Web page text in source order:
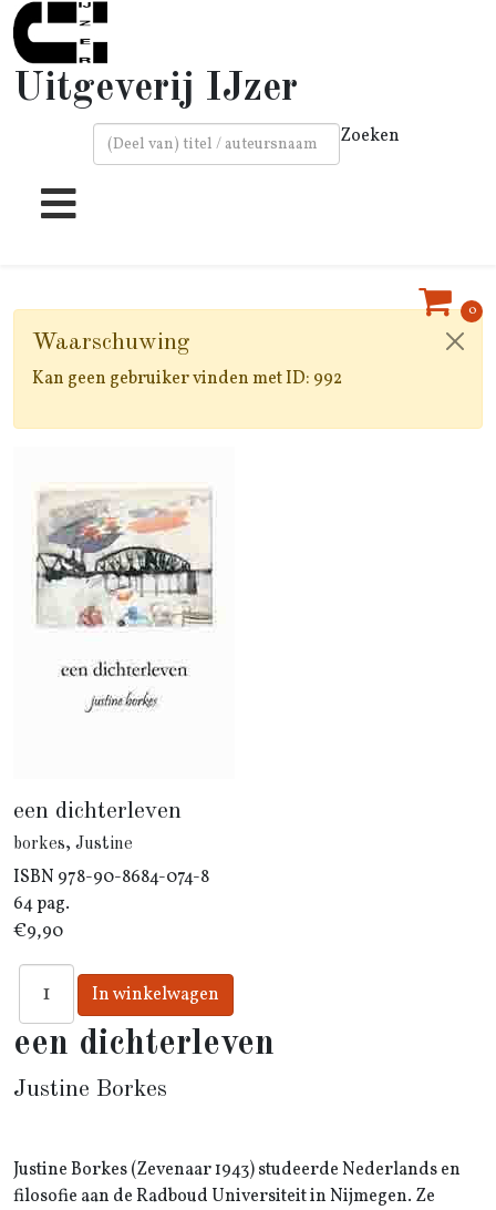
Uitgeverij IJzer
Zoeken
0
Waarschuwing
Kan geen gebruiker vinden met ID: 992
een dichterleven
borkes, Justine
ISBN 978-90-8684-074-8
64 pag.
€9,90
een dichterleven
Justine Borkes
Justine Borkes (Zevenaar 1943) studeerde Nederlands en
filosofie aan de Radboud Universiteit in Nijmegen. Ze